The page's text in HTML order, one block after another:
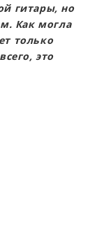
гитары, но
Как могла
только
это